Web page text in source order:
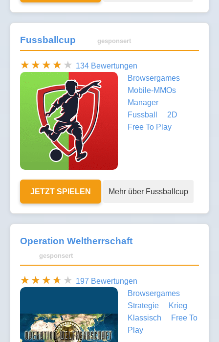
Fussballcup gesponsert
134 Bewertungen
Browsergames
Mobile-MMOs
Manager
Fussball
2D
Free To Play
JETZT SPIELEN Mehr über Fussballcup
Operation Weltherrschaft
gesponsert
197 Bewertungen
Browsergames
Strategie
Krieg
Klassisch
Free To
Play